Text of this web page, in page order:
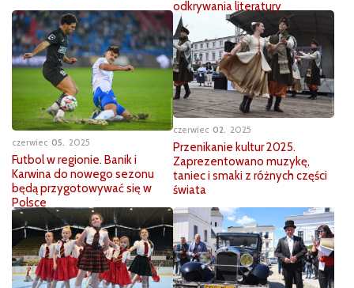
odkrywania literatury
czerwiec 05 2025
Futbol w regionie. Banik i
Karwina do nowego sezonu
będą przygotowywać się w
Polsce
czerwiec 02 2025
Przenikanie kultur 2025.
Zaprezentowano muzykę,
taniec i smaki z różnych części
świata